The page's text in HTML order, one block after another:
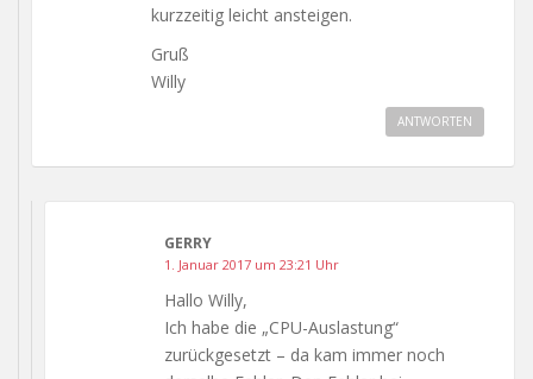
kurzzeitig leicht ansteigen.
Gruß
Willy
ANTWORTEN
GERRY
1. Januar 2017 um 23:21 Uhr
Hallo Willy,
Ich habe die „CPU-Auslastung“
zurückgesetzt – da kam immer noch